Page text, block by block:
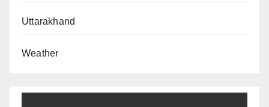
Uttarakhand
Weather